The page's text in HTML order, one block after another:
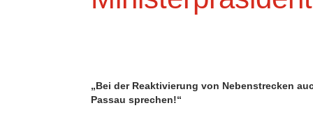
„Bei der Reaktivierung von Nebenstrecken
Passau sprechen!“